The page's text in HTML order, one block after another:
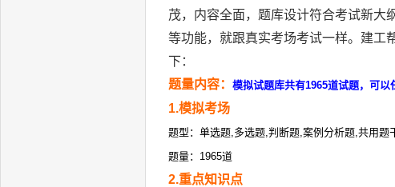
茂，内容全面，题库设计符合考试新大
等功能，就跟真实考场考试一样。建工
下：
题量内容： 模拟试题库共有1965道试题，可以
1.模拟考场
题型：单选题,多选题,判断题,案例分析题,共用题
题量：1965道
2.重点知识点